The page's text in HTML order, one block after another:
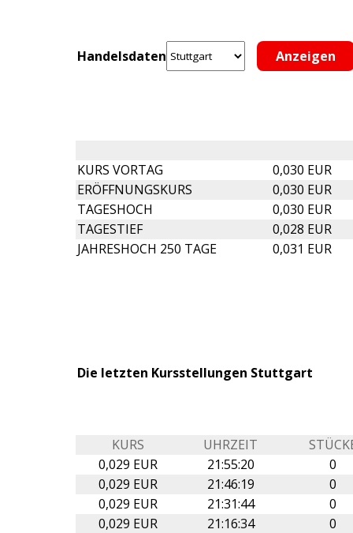
Handelsdaten
KURS VORTAG
0,030 EUR
ERÖFFNUNGSKURS
0,030 EUR
TAGESHOCH
0,030 EUR
TAGESTIEF
0,028 EUR
JAHRESHOCH 250 TAGE
0,031 EUR
Die letzten Kursstellungen Stuttgart
KURS UHRZEIT
0,029 EUR
21:55:20
0
0,029 EUR
21:46:19
0
0,029 EUR
21:31:44
0
0,029 EUR
21:16:34
0